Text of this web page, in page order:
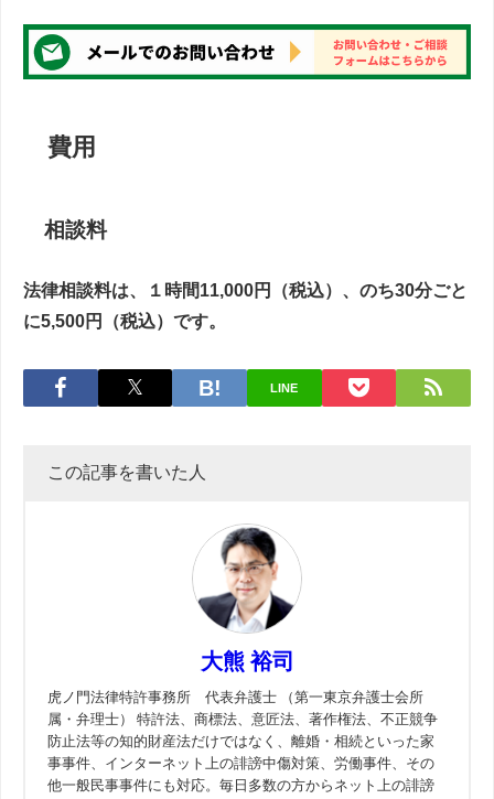
費用
相談料
法律相談料は、１時間11,000円（税込）、のち30分ごと
に5,500円（税込）です。
LINE
この記事を書いた人
大熊 裕司
虎ノ門法律特許事務所 代表弁護士 （第一東京弁護士会所
属・弁理士） 特許法、商標法、意匠法、著作権法、不正競争
防止法等の知的財産法だけではなく、離婚・相続といった家
事事件、インターネット上の誹謗中傷対策、労働事件、その
他一般民事事件にも対応。毎日多数の方からネット上の誹謗